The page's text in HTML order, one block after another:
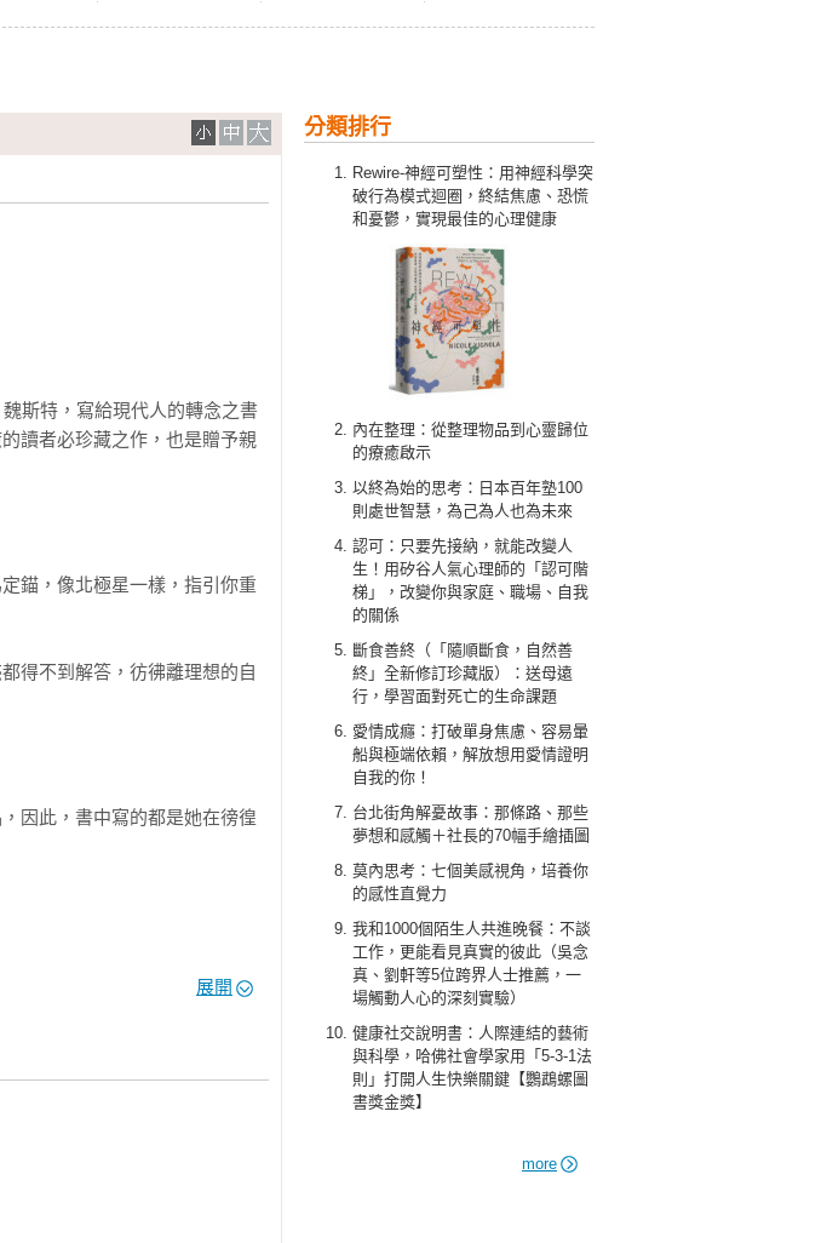
愛他人的能力
分類排行
Rewire-神經可塑性：用神經科學突
破行為模式迴圈，終結焦慮、恐慌
和憂鬱，實現最佳的心理健康
內在整理：從整理物品到心靈歸位
的療癒啟示
以終為始的思考：日本百年塾100
則處世智慧，為己為人也為未來
認可：只要先接納，就能改變人
生！用矽谷人氣心理師的「認可階
梯」，改變你與家庭、職場、自我
的關係
斷食善終（「隨順斷食，自然善
終」全新修訂珍藏版）：送母遠
行，學習面對死亡的生命課題
愛情成癮：打破單身焦慮、容易暈
船與極端依賴，解放想用愛情證明
自我的你！
台北街角解憂故事：那條路、那些
夢想和感觸＋社長的70幅手繪插圖
莫內思考：七個美感視角，培養你
的感性直覺力
我和1000個陌生人共進晚餐：不談
工作，更能看見真實的彼此（吳念
真、劉軒等5位跨界人士推薦，一
場觸動人心的深刻實驗）
健康社交說明書：人際連結的藝術
與科學，哈佛社會學家用「5-3-1法
則」打開人生快樂關鍵【鸚鵡螺圖
書獎金獎】
more
斯特，寫給現代人的轉念之書
讀者必珍藏之作，也是贈予親
錨，像北極星一樣，指引你重
得不到解答，彷彿離理想的自
因此，書中寫的都是她在徬徨
在浪費當下的力量，人生也會
手、不再緊握的那一秒，就該
展開